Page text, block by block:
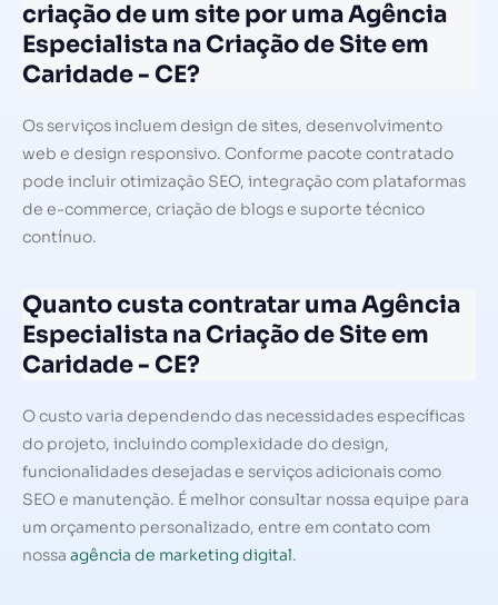
criação de um site por uma Agência
Especialista na Criação de Site em
Caridade - CE?
Os serviços incluem design de sites, desenvolvimento
web e design responsivo. Conforme pacote contratado
pode incluir otimização SEO, integração com plataformas
de e-commerce, criação de blogs e suporte técnico
contínuo.
Quanto custa contratar uma Agência
Especialista na Criação de Site em
Caridade - CE?
O custo varia dependendo das necessidades específicas
do projeto, incluindo complexidade do design,
funcionalidades desejadas e serviços adicionais como
SEO e manutenção. É melhor consultar nossa equipe para
um orçamento personalizado, entre em contato com
nossa agência de marketing digital.